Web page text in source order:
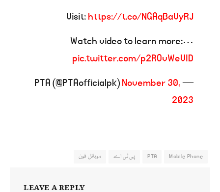
Visit:https://t.co/NGAqBaVyRJ
Watch video to learn more:…
pic.twitter.com/p2ROvWeVID
— PTA (@PTAofficialpk)
November 30,
2023
Mobile Phone
PTA پی ٹی اے موبائل فون
LEAVE A REPLY